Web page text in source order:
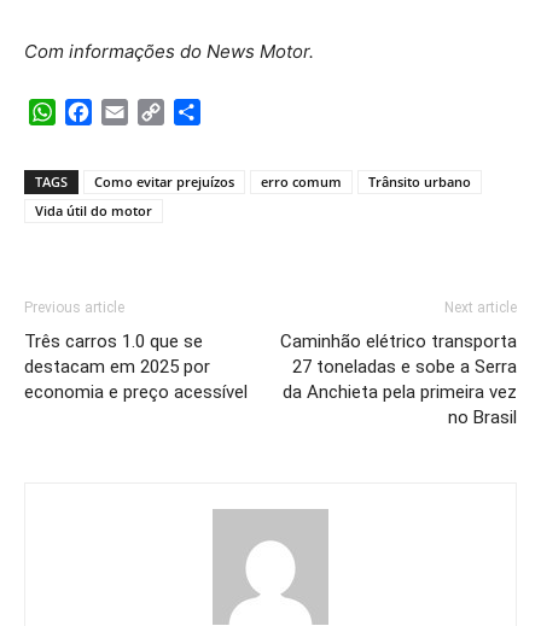
Com informações do News Motor.
WhatsApp
Facebook
Email Copy
TAGS Como evitar prejuízos erro comum
Trânsito urbano
Vida útil do motor
Previous article
Três carros 1.0 que se
destacam em 2025 por
economia e preço acessível
Next article
Caminhão elétrico transporta
27 toneladas e sobe a Serra
da Anchieta pela primeira vez
no Brasil